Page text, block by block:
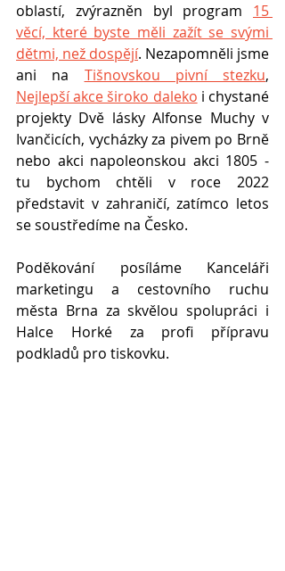
oblastí, zvýrazněn byl program 15
věcí, které byste měli zažít se svými
dětmi, než dospějí. Nezapomněli jsme
ani na Tišnovskou pivní stezku
Nejlepší akce široko daleko i chystané
projekty Dvě lásky Alfonse Muchy v
Ivančicích, vycházky za pivem po Brně
nebo akci napoleonskou akci 1805 -
tu bychom chtěli v roce 2022
představit v zahraničí, zatímco letos
se soustředíme na Česko.
Poděkování posíláme Kanceláři
marketingu a cestovního ruchu
města Brna za skvělou spolupráci i
Halce Horké za profi přípravu
podkladů pro tiskovku.